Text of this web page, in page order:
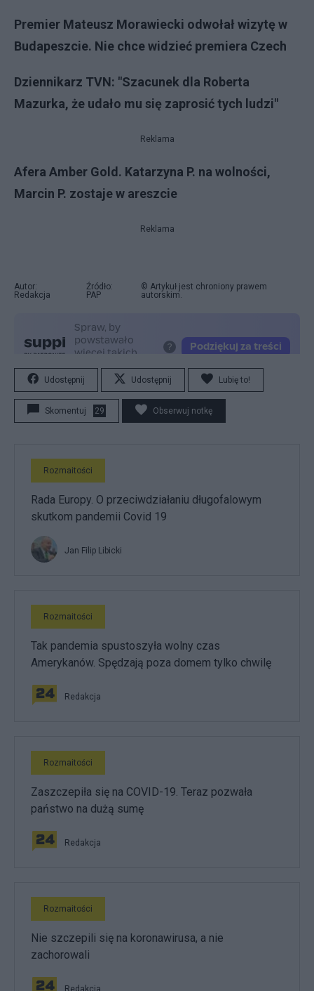
Premier Mateusz Morawiecki odwołał wizytę w
Budapeszcie. Nie chce widzieć premiera Czech
Dziennikarz TVN: "Szacunek dla Roberta
Mazurka, że udało mu się zaprosić tych ludzi"
Reklama
Afera Amber Gold. Katarzyna P. na wolności,
Marcin P. zostaje w areszcie
Reklama
Autor:
Redakcja
Źródło:
PAP
© Artykuł jest chroniony prawem
autorskim.
Udostępnij Udostępnij Lubię to!
Skomentuj 29 Obserwuj notkę
Rozmaitości
Rada Europy. O przeciwdziałaniu długofalowym
skutkom pandemii Covid 19
Jan Filip Libicki
Rozmaitości
Tak pandemia spustoszyła wolny czas
Amerykanów. Spędzają poza domem tylko chwilę
Redakcja
Rozmaitości
Zaszczepiła się na COVID-19. Teraz pozwała
państwo na dużą sumę
Redakcja
Rozmaitości
Nie szczepili się na koronawirusa, a nie
zachorowali
Redakcja